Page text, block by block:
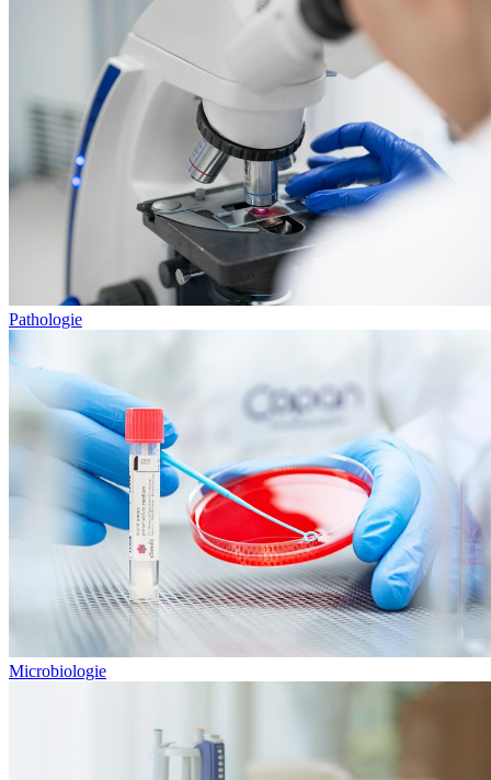
Pathologie
Microbiologie